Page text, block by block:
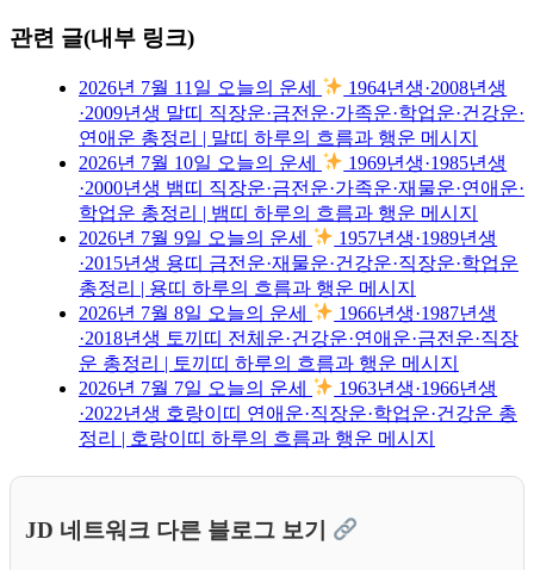
관련 글(내부 링크)
2026년 7월 11일 오늘의 운세
1964년생·2008년생
·2009년생 말띠 직장운·금전운·가족운·학업운·건강운·
연애운 총정리 | 말띠 하루의 흐름과 행운 메시지
2026년 7월 10일 오늘의 운세
1969년생·1985년생
·2000년생 뱀띠 직장운·금전운·가족운·재물운·연애운·
학업운 총정리 | 뱀띠 하루의 흐름과 행운 메시지
2026년 7월 9일 오늘의 운세
1957년생·1989년생
·2015년생 용띠 금전운·재물운·건강운·직장운·학업운
총정리 | 용띠 하루의 흐름과 행운 메시지
2026년 7월 8일 오늘의 운세
1966년생·1987년생
·2018년생 토끼띠 전체운·건강운·연애운·금전운·직장
운 총정리 | 토끼띠 하루의 흐름과 행운 메시지
2026년 7월 7일 오늘의 운세
1963년생·1966년생
·2022년생 호랑이띠 연애운·직장운·학업운·건강운 총
정리 | 호랑이띠 하루의 흐름과 행운 메시지
JD 네트워크 다른 블로그 보기